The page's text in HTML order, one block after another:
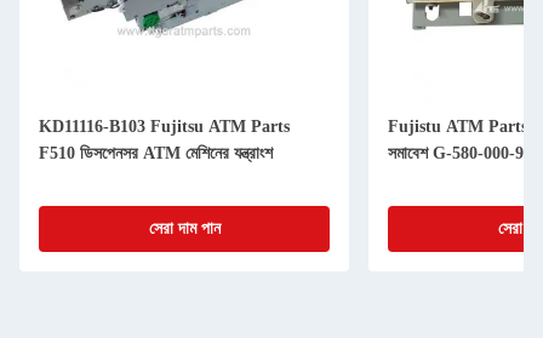
KD11116-B103 Fujitsu ATM Parts
F510 ডিসপেনসর ATM মেশিনের যন্ত্রাংশ
সেরা দাম পান
Fujistu ATM Parts
সমাবেশ G-580-000-
সেরা